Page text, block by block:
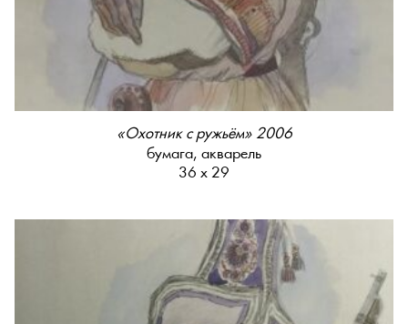
«Охотник с ружьём» 2006
бумага, акварель
36 х 29